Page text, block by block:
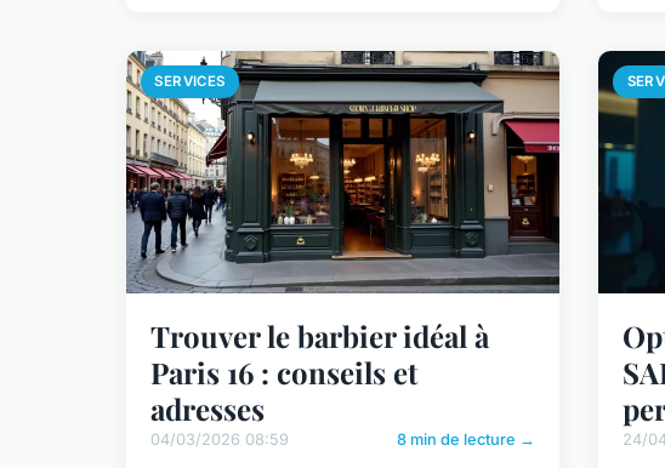
SERVICES
Trouver le barbier idéal à
Paris 16 : conseils et
adresses
04/03/2026 08:59 8 min de lecture → 24/